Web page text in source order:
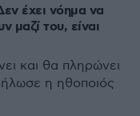
έχει νόημα να
μαζί του, είναι
και θα πληρώνει
η ηθοποιός